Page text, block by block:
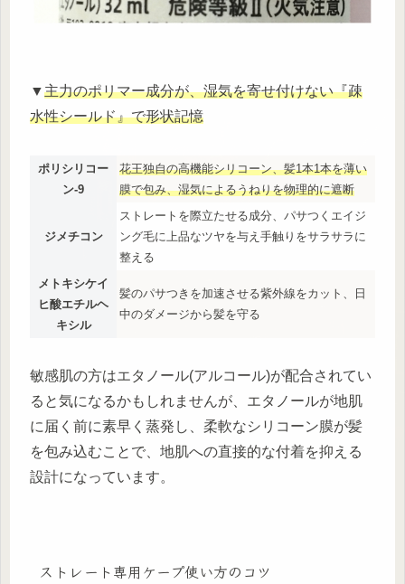
▼主力のポリマー成分が、湿気を寄せ付けない『疎
水性シールド』で形状記憶
ポリシリコー
ン-9
花王独自の高機能シリコーン、髪1本1本を薄い
膜で包み、湿気によるうねりを物理的に遮断
ジメチコン
ストレートを際立たせる成分、パサつくエイジ
ング毛に上品なツヤを与え手触りをサラサラに
整える
メトキシケイ
ヒ酸エチルヘ
キシル
髪のパサつきを加速させる紫外線をカット、日
中のダメージから髪を守る
​敏感肌の方はエタノール(アルコール)が配合されてい
ると気になるかもしれませんが、エタノールが地肌
に届く前に素早く蒸発し、柔軟なシリコーン膜が髪
を包み込むことで、地肌への直接的な付着を抑える
設計になっています。
ストレート専用ケープ使い方のコツ